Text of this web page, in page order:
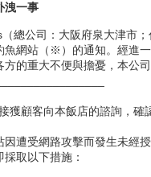
洩一事
總公司：大阪府泉大津市
網站（※）的通知。經進
的重大不便與擔憂，本公
獲顧客向本飯店的諮詢，
遭受網路攻擊而發生未經
取以下措施：